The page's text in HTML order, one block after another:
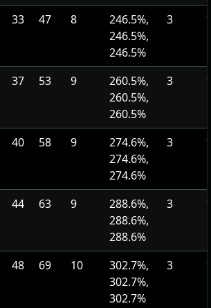
33 47 8
246.5%,
246.5%,
246.5%
3 1
37 53 9
260.5%,
260.5%,
260.5%
3 1
40 58 9
274.6%,
274.6%,
274.6%
3 1
44 63 9
288.6%,
288.6%,
288.6%
3
48 69 10
302.7%,
302.7%,
302.7%
3